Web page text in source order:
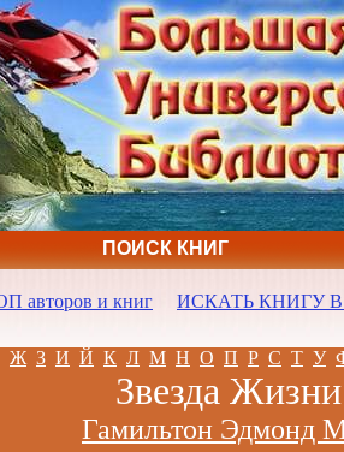
ПОИСК КНИГ
авторов и книг ИСКАТЬ КНИГУ
Ж З И Й К Л М Н О П Р С Т У
Звезда Жизни
Гамильтон Эдмонд